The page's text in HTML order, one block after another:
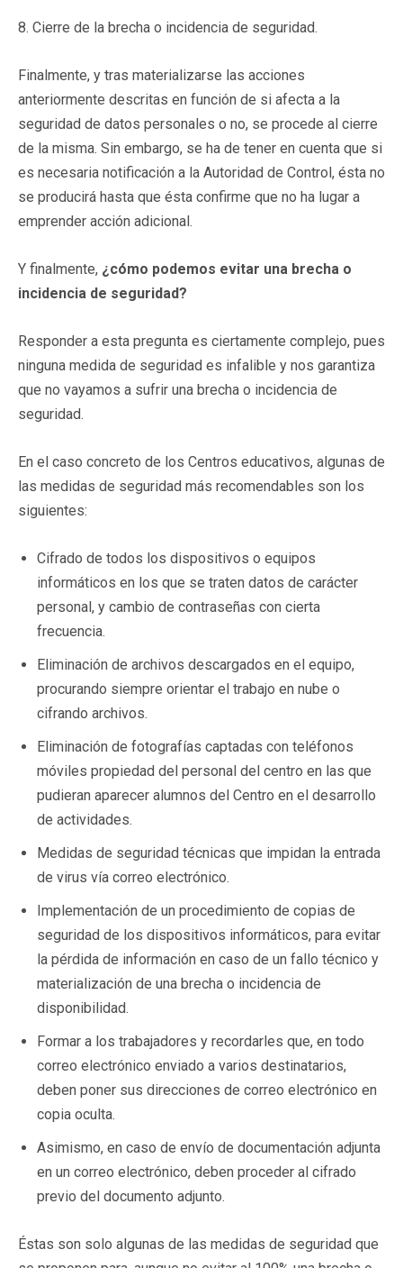
8. Cierre de la brecha o incidencia de seguridad.
Finalmente, y tras materializarse las acciones
anteriormente descritas en función de si afecta a la
seguridad de datos personales o no, se procede al cierre
de la misma. Sin embargo, se ha de tener en cuenta que si
es necesaria notificación a la Autoridad de Control, ésta no
se producirá hasta que ésta confirme que no ha lugar a
emprender acción adicional.
Y finalmente, ¿cómo podemos evitar una brecha o
incidencia de seguridad?
Responder a esta pregunta es ciertamente complejo, pues
ninguna medida de seguridad es infalible y nos garantiza
que no vayamos a sufrir una brecha o incidencia de
seguridad.
En el caso concreto de los Centros educativos, algunas de
las medidas de seguridad más recomendables son los
siguientes:
Cifrado de todos los dispositivos o equipos
informáticos en los que se traten datos de carácter
personal, y cambio de contraseñas con cierta
frecuencia.
Eliminación de archivos descargados en el equipo,
procurando siempre orientar el trabajo en nube o
cifrando archivos.
Eliminación de fotografías captadas con teléfonos
móviles propiedad del personal del centro en las que
pudieran aparecer alumnos del Centro en el desarrollo
de actividades.
Medidas de seguridad técnicas que impidan la entrada
de virus vía correo electrónico.
Implementación de un procedimiento de copias de
seguridad de los dispositivos informáticos, para evitar
la pérdida de información en caso de un fallo técnico y
materialización de una brecha o incidencia de
disponibilidad.
Formar a los trabajadores y recordarles que, en todo
correo electrónico enviado a varios destinatarios,
deben poner sus direcciones de correo electrónico en
copia oculta.
Asimismo, en caso de envío de documentación adjunta
en un correo electrónico, deben proceder al cifrado
previo del documento adjunto.
Éstas son solo algunas de las medidas de seguridad que